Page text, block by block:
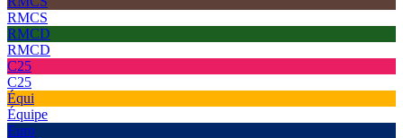
RMCS
RMCD
RMCD
C25
C25
Équi
Équipe
Euro